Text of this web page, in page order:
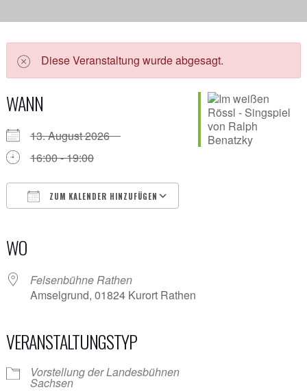
Diese Veranstaltung wurde abgesagt.
WANN
13. August 2026
16:00 - 19:00
ZUM KALENDER HINZUFÜGEN
WO
Felsenbühne Rathen
Amselgrund, 01824 Kurort Rathen
VERANSTALTUNGSTYP
Vorstellung der Landesbühnen
Sachsen